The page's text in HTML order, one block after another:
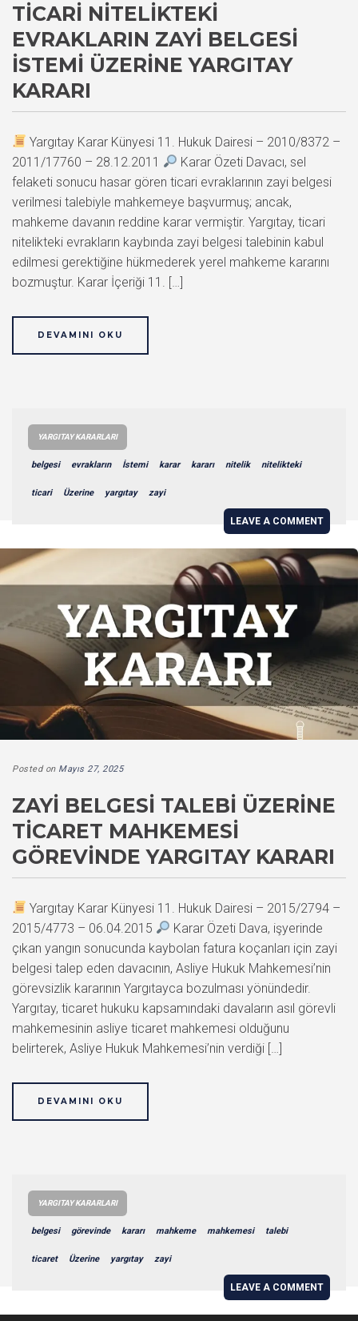
TICARI NITELIKTEKI
EVRAKLARIN ZAYI BELGESI
İSTEMI ÜZERINE YARGITAY
KARARI
Yargıtay Karar Künyesi 11. Hukuk Dairesi – 2010/8372 –
2011/17760 – 28.12.2011
Karar Özeti Davacı, sel
felaketi sonucu hasar gören ticari evraklarının zayi belgesi
verilmesi talebiyle mahkemeye başvurmuş; ancak,
mahkeme davanın reddine karar vermiştir. Yargıtay, ticari
nitelikteki evrakların kaybında zayi belgesi talebinin kabul
edilmesi gerektiğine hükmederek yerel mahkeme kararını
bozmuştur. Karar İçeriği 11. […]
DEVAMINI OKU
YARGITAY KARARLARI
belgesi evrakların İstemi karar kararı nitelik nitelikteki
ticari Üzerine yargıtay zayi
LEAVE A COMMENT
Posted on Mayıs 27, 2025
ZAYI BELGESI TALEBI ÜZERINE
TICARET MAHKEMESI
GÖREVINDE YARGITAY KARARI
Yargıtay Karar Künyesi 11. Hukuk Dairesi – 2015/2794 –
2015/4773 – 06.04.2015
Karar Özeti Dava, işyerinde
çıkan yangın sonucunda kaybolan fatura koçanları için zayi
belgesi talep eden davacının, Asliye Hukuk Mahkemesi’nin
görevsizlik kararının Yargıtayca bozulması yönündedir.
Yargıtay, ticaret hukuku kapsamındaki davaların asıl görevli
mahkemesinin asliye ticaret mahkemesi olduğunu
belirterek, Asliye Hukuk Mahkemesi’nin verdiği […]
DEVAMINI OKU
YARGITAY KARARLARI
belgesi görevinde kararı mahkeme mahkemesi talebi
ticaret Üzerine yargıtay zayi
LEAVE A COMMENT